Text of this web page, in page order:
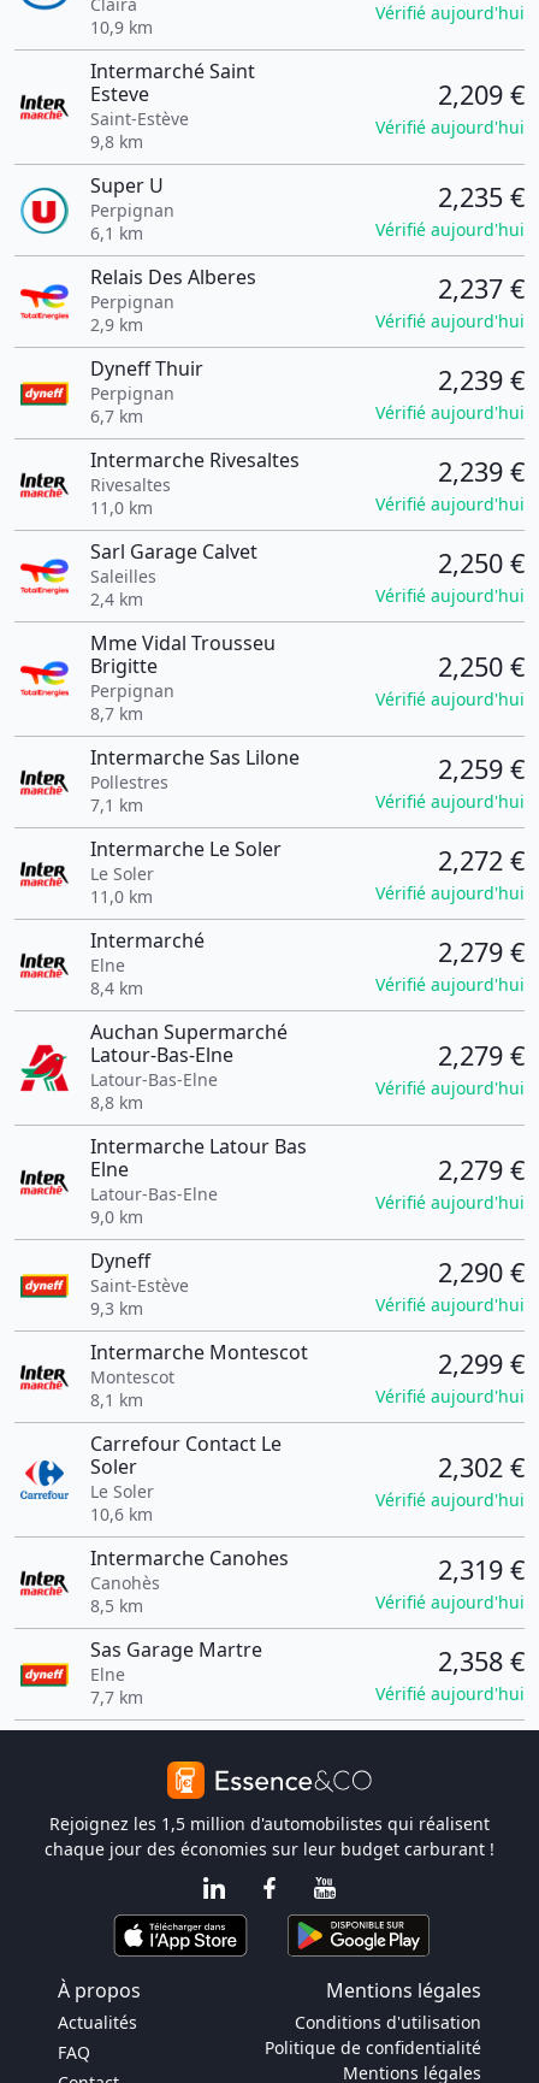
10,9 km
Vérifié aujourd'hui
Intermarché Saint
Esteve
Saint-Estève
9,8 km
2,209 €
Vérifié aujourd'hui
Super U
Perpignan
6,1 km
2,235 €
Vérifié aujourd'hui
Relais Des Alberes
Perpignan
2,9 km
2,237 €
Vérifié aujourd'hui
Dyneff Thuir
Perpignan
6,7 km
2,239 €
Vérifié aujourd'hui
Intermarche Rivesaltes
Rivesaltes
11,0 km
2,239 €
Vérifié aujourd'hui
Sarl Garage Calvet
Saleilles
2,4 km
2,250 €
Vérifié aujourd'hui
Mme Vidal Trousseu
Brigitte
Perpignan
8,7 km
2,250 €
Vérifié aujourd'hui
Intermarche Sas Lilone
Pollestres
7,1 km
2,259 €
Vérifié aujourd'hui
Intermarche Le Soler
Le Soler
11,0 km
2,272 €
Vérifié aujourd'hui
Intermarché
Elne
8,4 km
2,279 €
Vérifié aujourd'hui
Auchan Supermarché
Latour-Bas-Elne
Latour-Bas-Elne
8,8 km
2,279 €
Vérifié aujourd'hui
Intermarche Latour Bas
Elne
Latour-Bas-Elne
9,0 km
2,279 €
Vérifié aujourd'hui
Dyneff
Saint-Estève
9,3 km
2,290 €
Vérifié aujourd'hui
Intermarche Montescot
Montescot
8,1 km
2,299 €
Vérifié aujourd'hui
Carrefour Contact Le
Soler
Le Soler
10,6 km
2,302 €
Vérifié aujourd'hui
Intermarche Canohes
Canohès
8,5 km
2,319 €
Vérifié aujourd'hui
Sas Garage Martre
Elne
7,7 km
2,358 €
Vérifié aujourd'hui
Rejoignez les 1,5 million d'automobilistes qui réalisent
chaque jour des économies sur leur budget carburant !
À propos Mentions légales
Actualités
FAQ
Conditions d'utilisation
Politique de confidentialité
Mentions légales